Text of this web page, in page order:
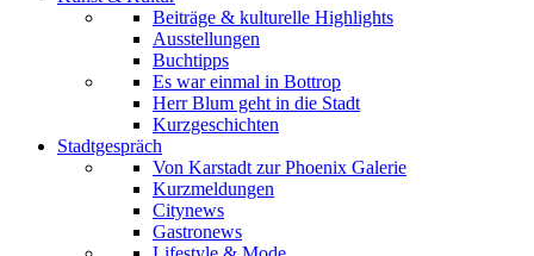
Beiträge & kulturelle Highlights
Ausstellungen
Buchtipps
Es war einmal in Bottrop
Herr Blum geht in die Stadt
Kurzgeschichten
Stadtgespräch
Von Karstadt zur Phoenix Galerie
Kurzmeldungen
Citynews
Gastronews